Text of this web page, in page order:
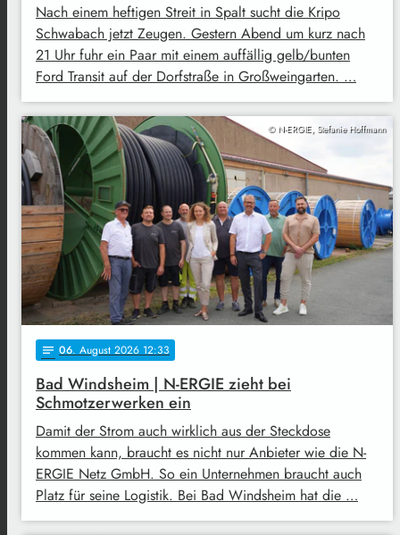
Nach einem heftigen Streit in Spalt sucht die Kripo
Schwabach jetzt Zeugen. Gestern Abend um kurz nach
21 Uhr fuhr ein Paar mit einem auffällig gelb/bunten
Ford Transit auf der Dorfstraße in Großweingarten. …
© N-ERGIE, Stefanie Hoffmann
notes 06. August 2026 12:33
Bad Windsheim | N-ERGIE zieht bei
Schmotzerwerken ein
Damit der Strom auch wirklich aus der Steckdose
kommen kann, braucht es nicht nur Anbieter wie die N-
ERGIE Netz GmbH. So ein Unternehmen braucht auch
Platz für seine Logistik. Bei Bad Windsheim hat die …